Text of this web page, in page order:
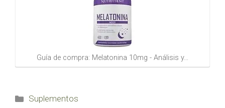
Guía de compra: Melatonina 10mg - Análisis y…
Categorías
Suplementos